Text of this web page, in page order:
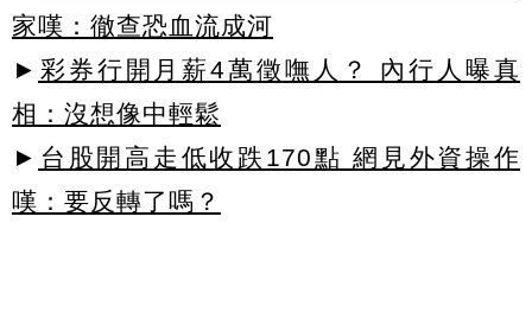
家嘆：徹查恐血流成河
► 彩券行開月薪4萬徵嘸人？ 內行人曝真
相：沒想像中輕鬆
► 台股開高走低收跌170點 網見外資操作
嘆：要反轉了嗎？